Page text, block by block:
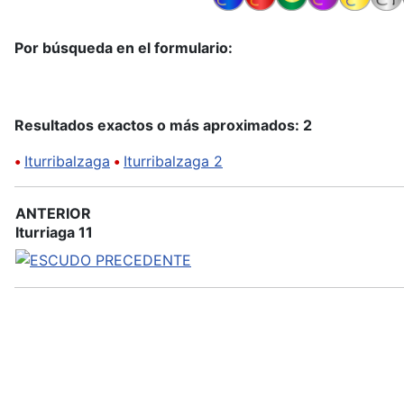
Por búsqueda en el formulario:
Resultados exactos o más aproximados: 2
• Iturribalzaga • Iturribalzaga 2
ANTERIOR
Iturriaga 11